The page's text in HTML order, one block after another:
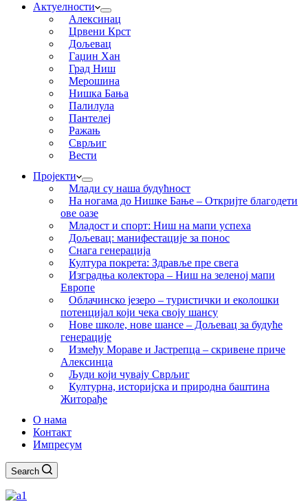
Актуелности
Алексинац
Црвени Крст
Дољевац
Гаџин Хан
Град Ниш
Мерошина
Нишка Бања
Палилула
Пантелеј
Ражањ
Сврљиг
Вести
Пројекти
Млади су наша будућност
На ногама до Нишке Бање – Откријте благодети
ове оазе
Младост и спорт: Ниш на мапи успеха
Дољевац: манифестације за понос
Снага генерација
Култура покрета: Здравље пре свега
Изградња колектора – Ниш на зеленој мапи
Европе
Облачинско језеро – туристички и еколошки
потенцијал који чека своју шансу
Нове школе, нове шансе – Дољевац за будуће
генерације
Између Мораве и Јастрепца – скривене приче
Алексинца
Људи који чувају Сврљиг
Културна, историјска и природна баштина
Житорађе
О нама
Контакт
Импресум
Search